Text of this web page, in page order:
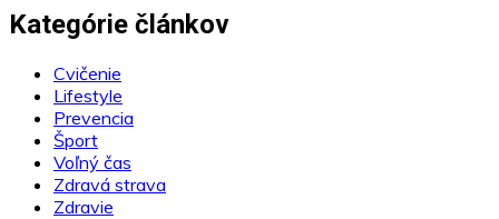
Kategórie článkov
Cvičenie
Lifestyle
Prevencia
Šport
Voľný čas
Zdravá strava
Zdravie